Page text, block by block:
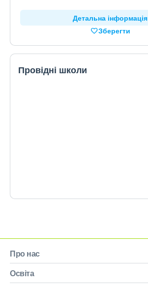
Детальна інформація
Зберегти
Провідні школи
Про нас
Освіта